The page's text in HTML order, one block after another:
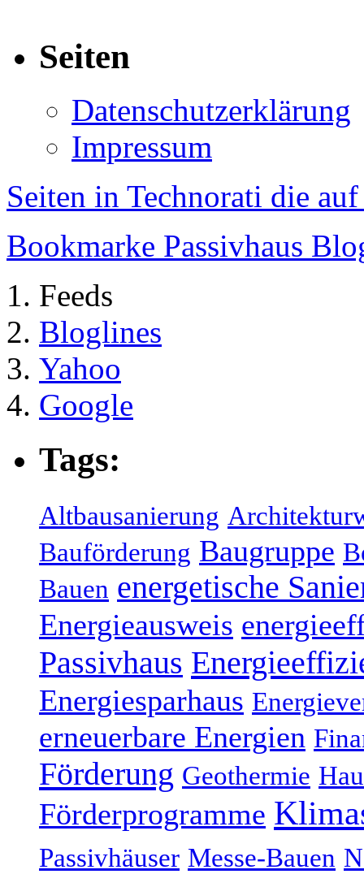
Seiten
Datenschutzerklärung
Impressum
Seiten in Technorati die
Bookmarke Passivhaus
Feeds
Bloglines
Yahoo
Google
Tags:
Altbausanierung
Bauförderung Baugruppe
Bauen energetische
Energieausweis
Passivhaus
Energiesparhaus
erneuerbare Energien
Förderung Geothermie
Förderprogramme
Passivhäuser Messe-Bauen